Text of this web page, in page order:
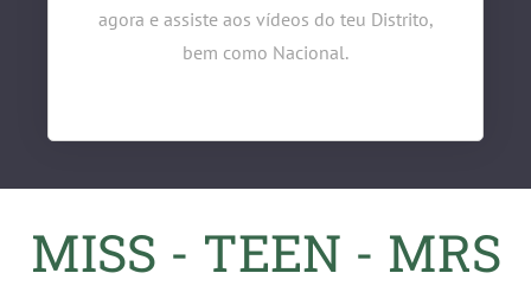
agora e assiste aos vídeos do teu Distrito,
bem como Nacional.
MISS - TEEN - MRS